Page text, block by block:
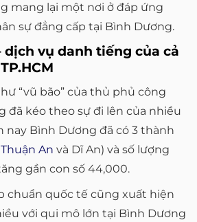
mang lại một nơi ở đáp ứng
sự đẳng cấp tại Bình Dương.
dịch vụ danh tiếng của cả
“vũ bão” của thủ phủ công
đã kéo theo sự đi lên của nhiều
nay Bình Dương đã có 3 thành
Thuận An và Dĩ An) và số lượng
gần con số 44,000.
chuẩn quốc tế cũng xuất hiện
với qui mô lớn tại Bình Dương